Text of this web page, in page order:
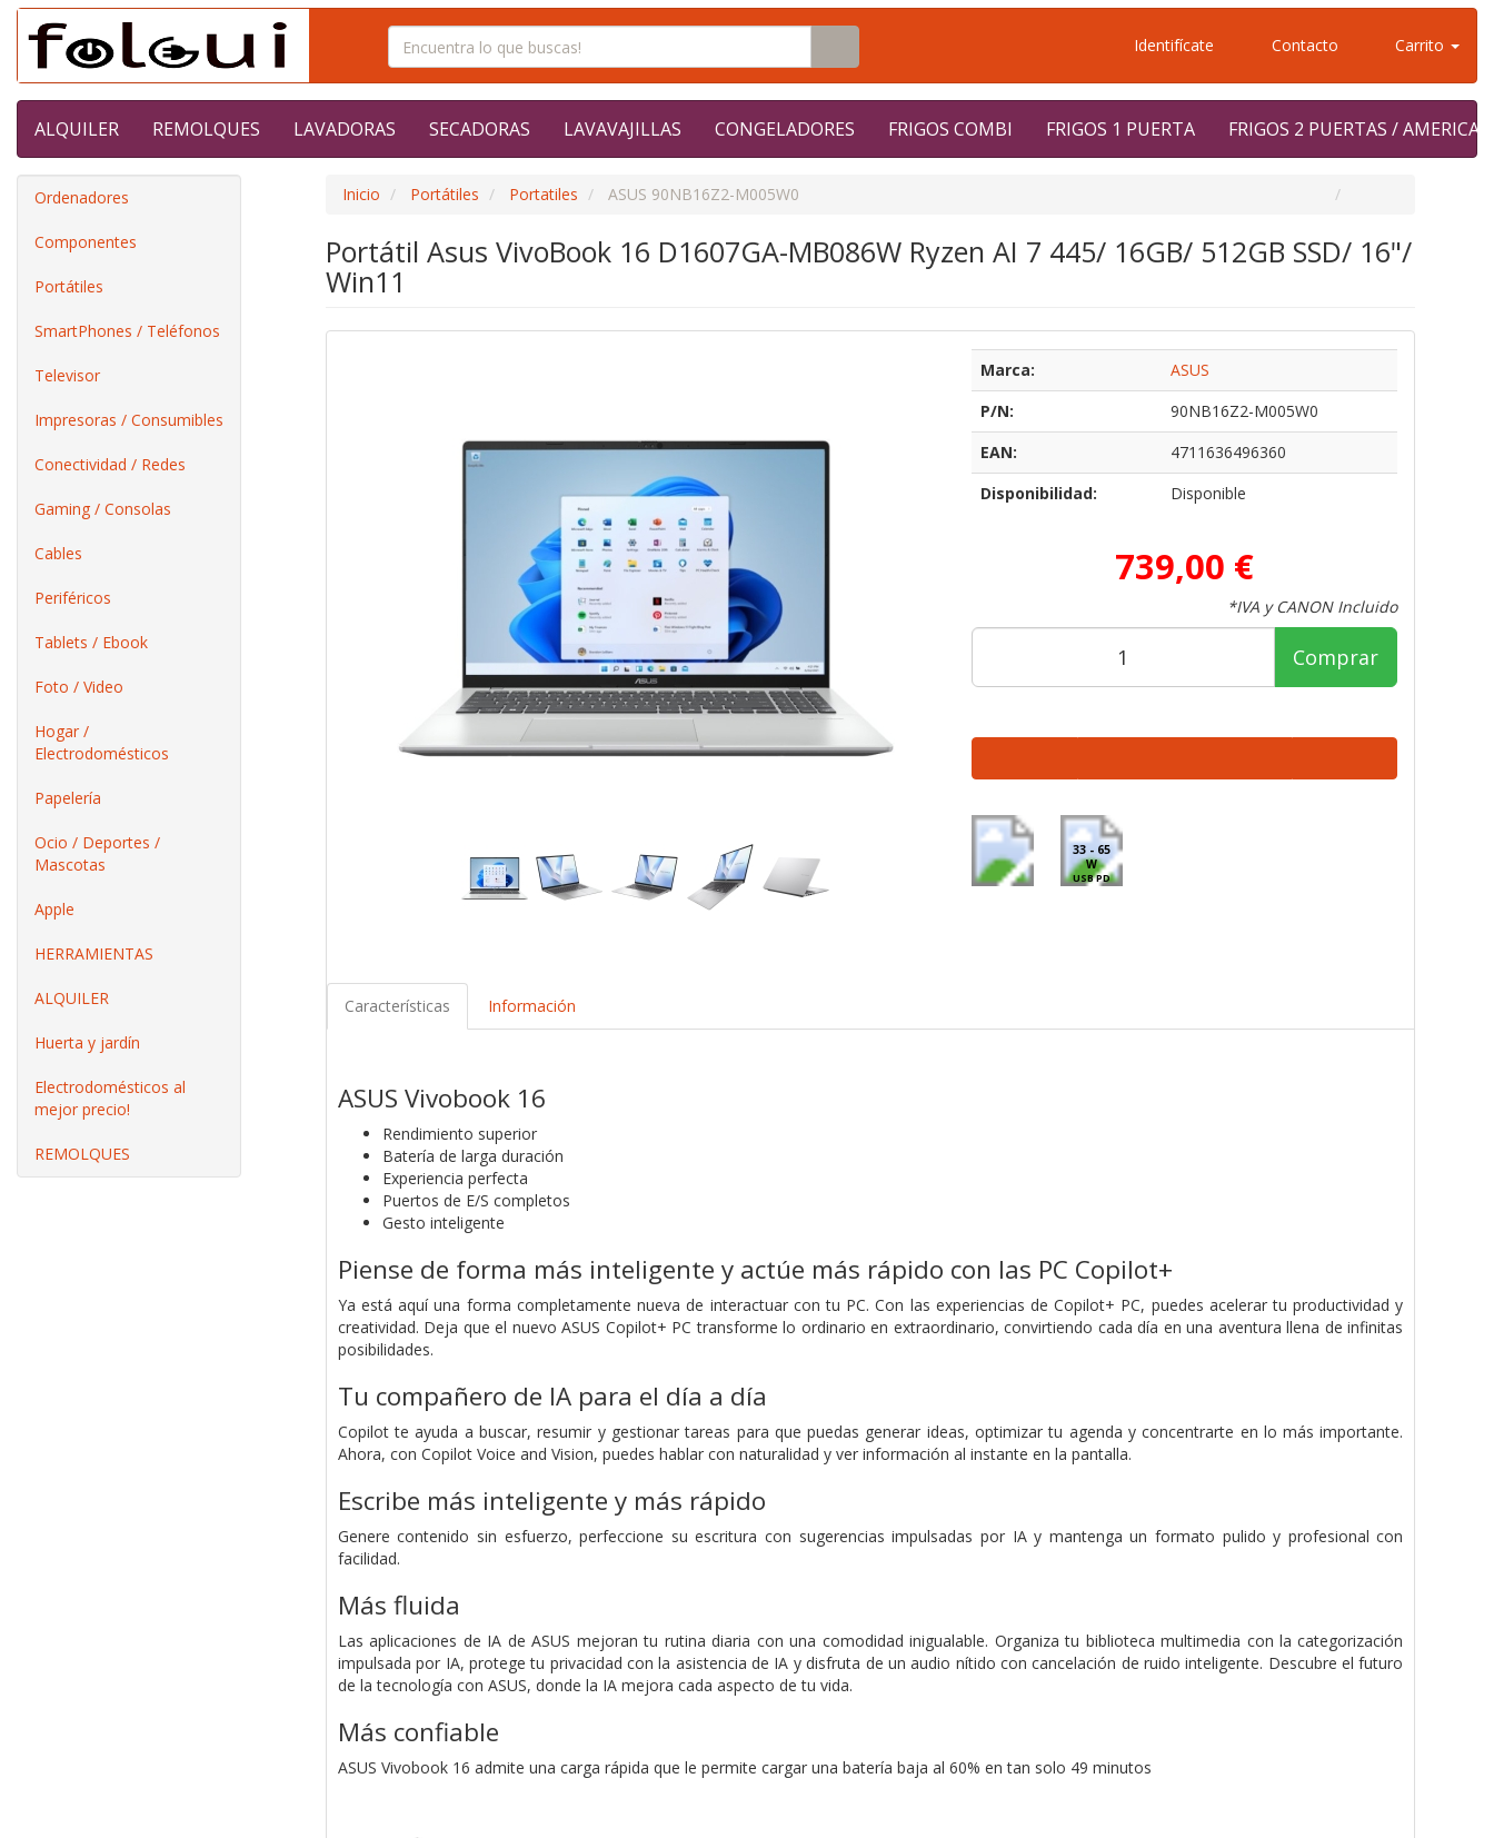
Identifícate Contacto Carrito
ALQUILER REMOLQUES LAVADORAS SECADORAS LAVAVAJILLAS CONGELADORES FRIGOS COMBI FRIGOS 1 PUERTA FRIGOS 2 PUERTAS /
Ordenadores
Componentes
Portátiles
SmartPhones / Teléfonos
Televisor
Impresoras / Consumibles
Conectividad / Redes
Gaming / Consolas
Cables
Periféricos
Tablets / Ebook
Foto / Video
Hogar /
Electrodomésticos
Papelería
Ocio / Deportes /
Mascotas
Apple
HERRAMIENTAS
ALQUILER
Huerta y jardín
Electrodomésticos al
mejor precio!
REMOLQUES
Inicio Portátiles Portatiles ASUS 90NB16Z2-M005W0
Portátil Asus VivoBook 16 D1607GA-MB086W Ryzen AI 7 445/ 16GB/ 512GB SSD/ 16"/
Win11
Marca:
ASUS
P/N:
90NB16Z2-M005W0
EAN:
4711636496360
Disponibilidad:
Disponible
739,00 €
*IVA y CANON Incluido
Comprar
33 - 65
W
USB PD
Características Información
ASUS Vivobook 16
Rendimiento superior
Batería de larga duración
Experiencia perfecta
Puertos de E/S completos
Gesto inteligente
Piense de forma más inteligente y actúe más rápido con las PC Copilot+
Ya está aquí una forma completamente nueva de interactuar con tu PC. Con las experiencias de Copilot+ PC, puedes acelerar tu productividad y
creatividad. Deja que el nuevo ASUS Copilot+ PC transforme lo ordinario en extraordinario, convirtiendo cada día en una aventura llena de infinitas
posibilidades.
Tu compañero de IA para el día a día
Copilot te ayuda a buscar, resumir y gestionar tareas para que puedas generar ideas, optimizar tu agenda y concentrarte en lo más importante.
Ahora, con Copilot Voice and Vision, puedes hablar con naturalidad y ver información al instante en la pantalla.
Escribe más inteligente y más rápido
Genere contenido sin esfuerzo, perfeccione su escritura con sugerencias impulsadas por IA y mantenga un formato pulido y profesional con
facilidad.
Más fluida
Las aplicaciones de IA de ASUS mejoran tu rutina diaria con una comodidad inigualable. Organiza tu biblioteca multimedia con la categorización
impulsada por IA, protege tu privacidad con la asistencia de IA y disfruta de un audio nítido con cancelación de ruido inteligente. Descubre el futuro
de la tecnología con ASUS, donde la IA mejora cada aspecto de tu vida.
Más confiable
ASUS Vivobook 16 admite una carga rápida que le permite cargar una batería baja al 60% en tan solo 49 minutos